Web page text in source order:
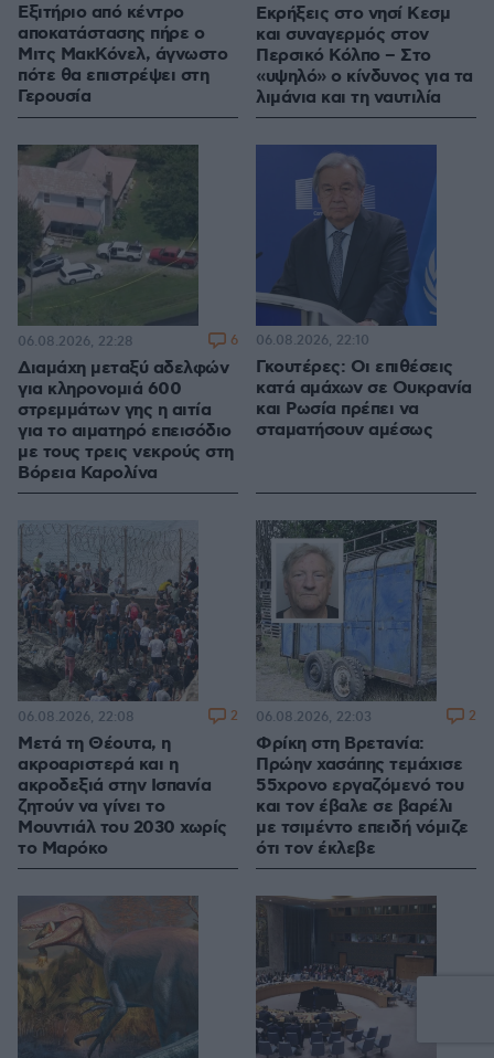
Εξιτήριο από κέντρο
αποκατάστασης πήρε ο
Μιτς ΜακΚόνελ, άγνωστο
πότε θα επιστρέψει στη
Γερουσία
Εκρήξεις στο νησί Κεσμ
και συναγερμός στον
Περσικό Κόλπο – Στο
«υψηλό» ο κίνδυνος για τα
λιμάνια και τη ναυτιλία
Διαμάχη μεταξύ αδελφών
για κληρονομιά 600
στρεμμάτων γης η αιτία
για το αιματηρό επεισόδιο
με τους τρεις νεκρούς στη
Βόρεια Καρολίνα
06.08.2026, 22:28 6
Γκουτέρες: Οι επιθέσεις
κατά αμάχων σε Ουκρανία
και Ρωσία πρέπει να
σταματήσουν αμέσως
06.08.2026, 22:10
Μετά τη Θέουτα, η
ακροαριστερά και η
ακροδεξιά στην Ισπανία
ζητούν να γίνει το
Μουντιάλ του 2030 χωρίς
το Μαρόκο
06.08.2026, 22:08 2
Φρίκη στη Βρετανία:
Πρώην χασάπης τεμάχισε
55χρονο εργαζόμενό του
και τον έβαλε σε βαρέλι
με τσιμέντο επειδή νόμιζε
ότι τον έκλεβε
06.08.2026, 22:03 2